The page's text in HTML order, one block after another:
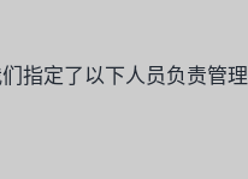
指定了以下人员负责管